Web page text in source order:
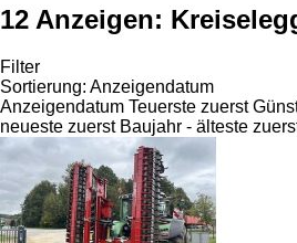
12 Anzeigen:
Filter
Sortierung: Anzeigendatum
Anzeigendatum Teuerste zuerst
neueste zuerst Baujahr - älteste